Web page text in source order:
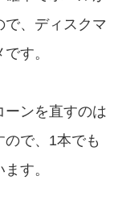
で、ディスクマ
す。
ーンを直すのは
で、1本でも
す。